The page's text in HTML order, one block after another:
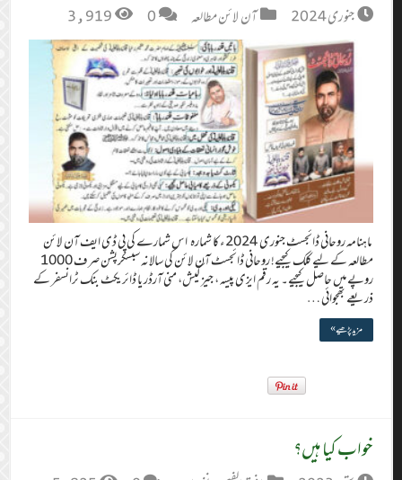
جنوری 2024 آن لائن مطالعہ 0
3,919
ماہنامہ روحانی ڈائجسٹ جنوری 2024ء کا شمارہ اس شمارے کی پی ڈی ایف آن لائن
مطالعہ کے لیے کلک کیجیے! روحانی ڈائجسٹ آن لائن کی سالانہ سبسکرپشن صرف 1000
روپے میں حاصل کیجیے۔ یہ رقم ایزی پیسہ ، جیز کیش، منی آرڈر یا ڈائریکٹ بنک ٹرانسفر کے
ذریعے بھجوائی …
مزید پڑھیے »
خواب کیا ہیں؟